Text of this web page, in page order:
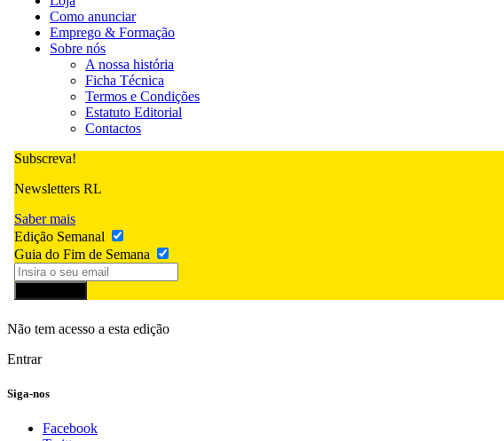
Como anunciar
Emprego & Formação
Sobre nós
A nossa história
Ficha Técnica
Termos e Condições
Estatuto Editorial
Contactos
Subscreva!
Newsletters RL
Saber mais
Edição Semanal
Guia do Fim de Semana
Não tem acesso a esta edição
Entrar
Siga-nos
Facebook